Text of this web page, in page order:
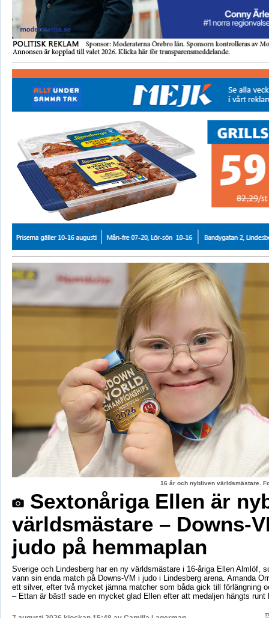
16 år och nybliven världsmästare.
Sextonåriga Ellen är
världsmästare – Downs-
judo på hemmaplan
Sverige och Lindesberg har en ny världsmästare i 16-åriga Ellen Almlöf,
vann sin enda match på Downs-VM i judo i Lindesberg arena. Amanda
ett silver, efter två mycket jämna matcher som båda gick till förlängning
– Ettan är bäst! sade en mycket glad Ellen efter att medaljen hängts runt